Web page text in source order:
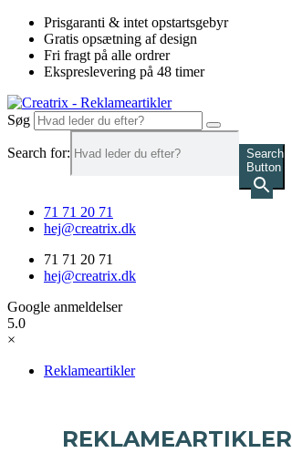
Videre
indhold
Prisgaranti & intet opstartsgebyr
Gratis opsætning af design
Fri fragt på alle ordrer
Ekspreslevering på 48 timer
Søg
Search for:
Search
Button
71 71 20 71
hej@creatrix.dk
71 71 20 71
hej@creatrix.dk
Google anmeldelser
5.0
×
Reklameartikler
REKLAMEARTIKLER